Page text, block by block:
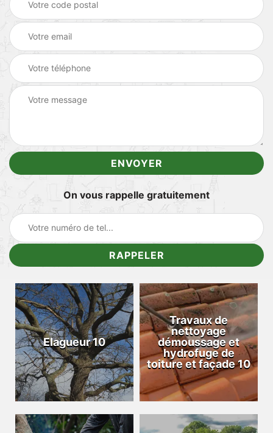
On vous rappelle gratuitement
Elagueur 10
Travaux de
nettoyage
démoussage et
hydrofuge de
toiture et façade 10